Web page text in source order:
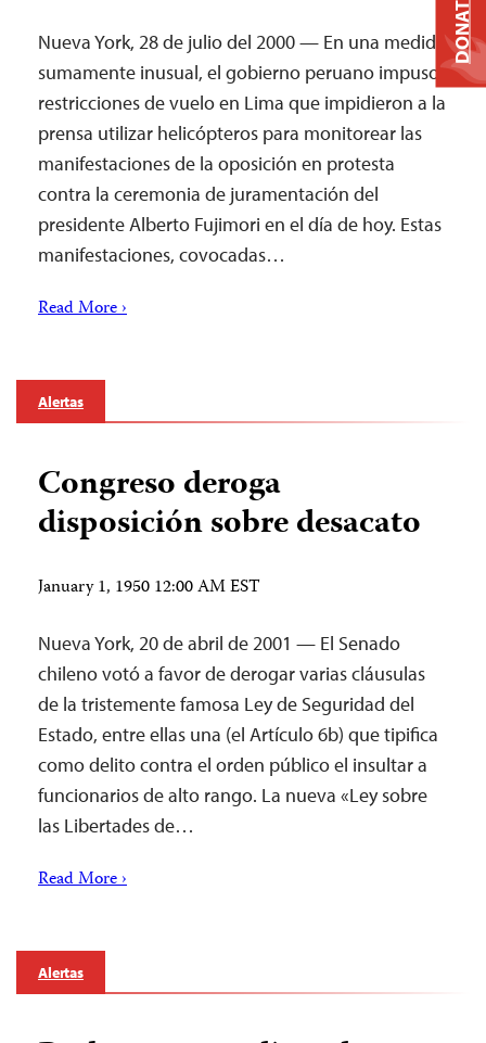
Nueva York, 28 de julio del 2000 — En una medida
sumamente inusual, el gobierno peruano impuso
restricciones de vuelo en Lima que impidieron a la
prensa utilizar helicópteros para monitorear las
manifestaciones de la oposición en protesta
contra la ceremonia de juramentación del
presidente Alberto Fujimori en el día de hoy. Estas
manifestaciones, covocadas…
Read More ›
Alertas
Congreso deroga
disposición sobre desacato
January 1, 1950 12:00 AM EST
Nueva York, 20 de abril de 2001 — El Senado
chileno votó a favor de derogar varias cláusulas
de la tristemente famosa Ley de Seguridad del
Estado, entre ellas una (el Artículo 6b) que tipifica
como delito contra el orden público el insultar a
funcionarios de alto rango. La nueva «Ley sobre
las Libertades de…
Read More ›
Alertas
DONATE